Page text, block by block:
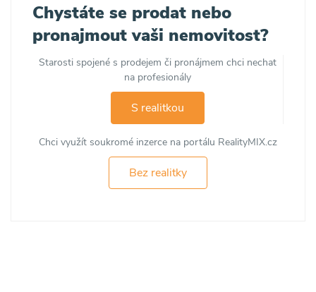
Chystáte se prodat nebo
pronajmout vaši nemovitost?
Starosti spojené s prodejem či pronájmem chci nechat
na profesionály
S realitkou
Chci využít soukromé inzerce na portálu RealityMIX.cz
Bez realitky